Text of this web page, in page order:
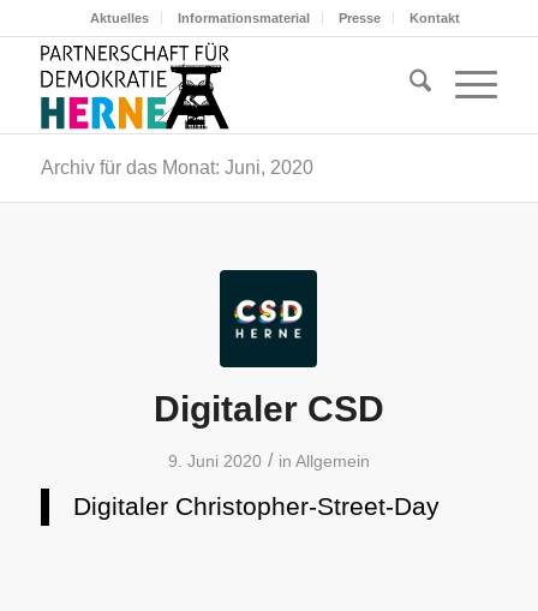
Aktuelles Informationsmaterial Presse Kontakt
Archiv für das Monat: Juni, 2020
Digitaler CSD
9. Juni 2020 / in Allgemein
Digitaler Christopher-Street-Day